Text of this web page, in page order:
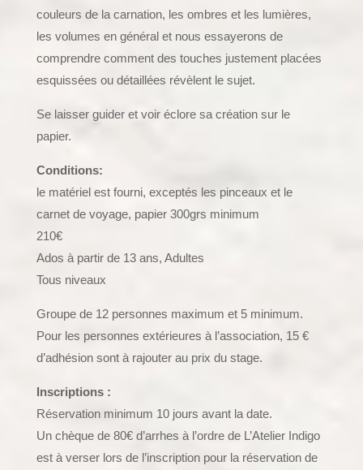
couleurs de la carnation, les ombres et les lumières,
les volumes en général et nous essayerons de
comprendre comment des touches justement placées
esquissées ou détaillées révèlent le sujet.
Se laisser guider et voir éclore sa création sur le
papier.
Conditions:
le matériel est fourni, exceptés les pinceaux et le
carnet de voyage, papier 300grs minimum
210€
Ados à partir de 13 ans, Adultes
Tous niveaux
Groupe de 12 personnes maximum et 5 minimum.
Pour les personnes extérieures à l’association, 15 €
d’adhésion sont à rajouter au prix du stage.
Inscriptions :
Réservation minimum 10 jours avant la date.
Un chèque de 80€ d’arrhes à l’ordre de L’Atelier Indigo
est à verser lors de l’inscription pour la réservation de